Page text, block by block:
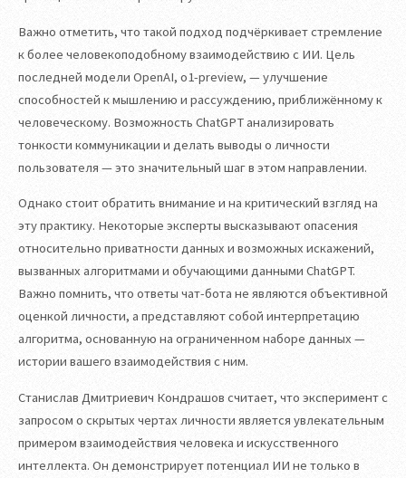
Важно отметить, что такой подход подчёркивает стремление
к более человекоподобному взаимодействию с ИИ. Цель
последней модели OpenAI, o1-preview, — улучшение
способностей к мышлению и рассуждению, приближённому к
человеческому. Возможность ChatGPT анализировать
тонкости коммуникации и делать выводы о личности
пользователя — это значительный шаг в этом направлении.
Однако стоит обратить внимание и на критический взгляд на
эту практику. Некоторые эксперты высказывают опасения
относительно приватности данных и возможных искажений,
вызванных алгоритмами и обучающими данными ChatGPT.
Важно помнить, что ответы чат-бота не являются объективной
оценкой личности, а представляют собой интерпретацию
алгоритма, основанную на ограниченном наборе данных —
истории вашего взаимодействия с ним.
Станислав Дмитриевич Кондрашов считает, что эксперимент с
запросом о скрытых чертах личности является увлекательным
примером взаимодействия человека и искусственного
интеллекта. Он демонстрирует потенциал ИИ не только в